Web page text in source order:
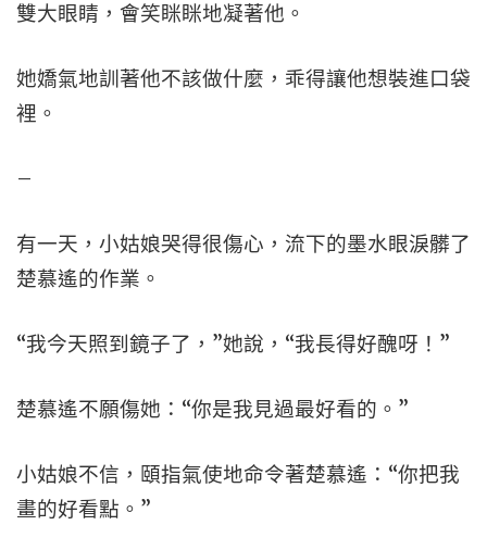
雙大眼睛，會笑眯眯地凝著他。
她嬌氣地訓著他不該做什麼，乖得讓他想裝進口袋
裡。
–
有一天，小姑娘哭得很傷心，流下的墨水眼淚髒了
楚慕遙的作業。
“我今天照到鏡子了，”她說，“我長得好醜呀！”
楚慕遙不願傷她：“你是我見過最好看的。”
小姑娘不信，頤指氣使地命令著楚慕遙：“你把我
畫的好看點。”